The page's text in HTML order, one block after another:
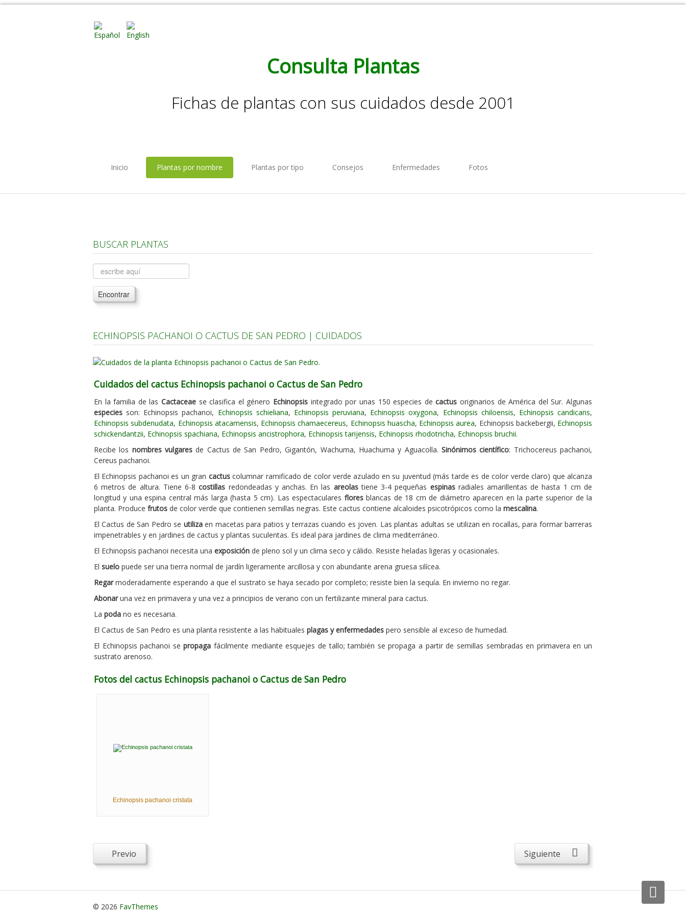
Consulta Plantas
Fichas de plantas con sus cuidados desde 2001
Inicio Plantas por nombre Plantas por tipo Consejos Enfermedades Fotos
BUSCAR PLANTAS
Encontrar
ECHINOPSIS PACHANOI O CACTUS DE SAN PEDRO | CUIDADOS
Cuidados del cactus Echinopsis pachanoi o Cactus de San Pedro
En la familia de lasCactaceae se clasifica el género Echinopsis integrado por unas 150 especies decactus originarios de América del Sur. Algunas
especies son: Echinopsis pachanoi, Echinopsis schieliana, Echinopsis peruviana, Echinopsis oxygona, Echinopsis chiloensis, Echinopsis candicans,
Echinopsis subdenudata, Echinopsis atacamensis, Echinopsis chamaecereus, Echinopsis huascha, Echinopsis aurea, Echinopsis backebergii, Echinopsis
schickendantzii, Echinopsis spachiana, Echinopsis ancistrophora, Echinopsis tarijensis, Echinopsis rhodotricha, Echinopsis bruchii.
Recibe los nombres vulgares de Cactus de San Pedro, Gigantón, Wachuma, Huachuma y Aguacolla. Sinónimos científico: Trichocereus pachanoi,
Cereus pachanoi.
El Echinopsis pachanoi es un gran cactuscolumnar ramificado de color verde azulado en su juventud (más tarde es de color verde claro) que alcanza
6 metros de altura. Tiene 6-8costillas redondeadas y anchas. En las areolastiene 3-4 pequeñas espinasradiales amarillentas de hasta 1 cm de
longitud y una espina central más larga (hasta 5 cm). Las espectaculares floresblancas de 18 cm de diámetro aparecen en la parte superior de la
planta. Produce frutos de color verde que contienen semillas negras. Este cactus contiene alcaloides psicotrópicos como la mescalina.
El Cactus de San Pedro se utilizaen macetas para patios y terrazas cuando es joven. Las plantas adultas se utilizan en rocallas, para formar barreras
impenetrables y en jardines de cactus y plantas suculentas. Es ideal para jardines de clima mediterráneo.
El Echinopsis pachanoi necesita una exposición de pleno sol y un clima seco y cálido. Resiste heladas ligeras y ocasionales.
El suelo puede ser una tierra normal de jardín ligeramente arcillosa y con abundante arena gruesa silícea.
Regarmoderadamente esperando a que el sustrato se haya secado por completo; resiste bien la sequía. En invierno no regar.
Abonaruna vez en primavera y una vez a principios de verano con un fertilizante mineral para cactus.
La poda no es necesaria.
El Cactus de San Pedro es una planta resistente a las habituales plagas y enfermedades pero sensible al exceso de humedad.
El Echinopsis pachanoi sepropaga fácilmente mediante esquejes de tallo; también se propaga a partir de semillas sembradas en primavera en un
sustrato arenoso.
Fotos del cactus Echinopsis pachanoi o Cactus de San Pedro
Echinopsis pachanoi cristata
Previo Siguiente
© 2026 FavThemes